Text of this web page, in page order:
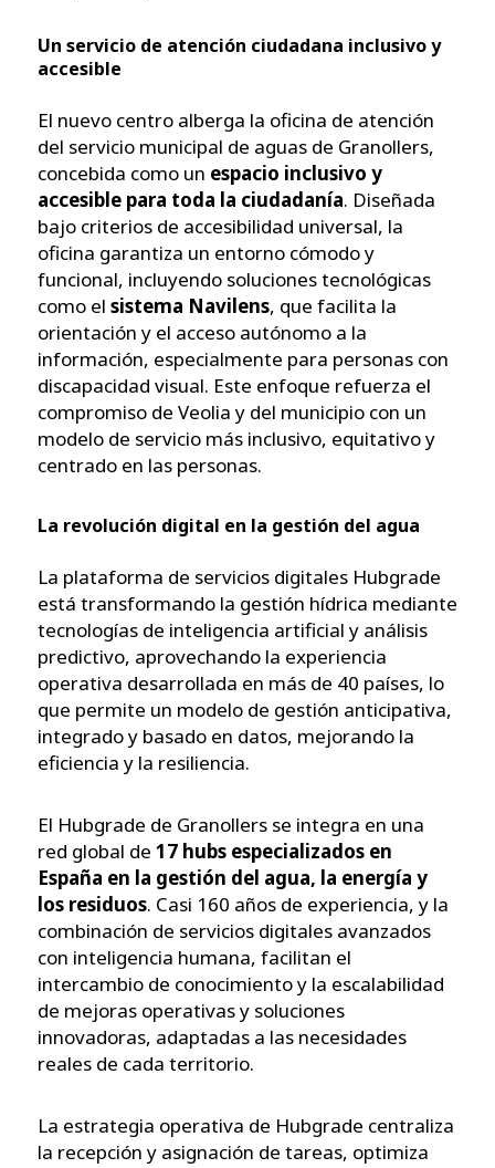
Un servicio de atención ciudadana inclusivo y
accesible
El nuevo centro alberga la oficina de atención
del servicio municipal de aguas de Granollers,
concebida como un espacio inclusivo y
accesible para toda la ciudadanía. Diseñada
bajo criterios de accesibilidad universal, la
oficina garantiza un entorno cómodo y
funcional, incluyendo soluciones tecnológicas
como el sistema Navilens, que facilita la
orientación y el acceso autónomo a la
información, especialmente para personas con
discapacidad visual. Este enfoque refuerza el
compromiso de Veolia y del municipio con un
modelo de servicio más inclusivo, equitativo y
centrado en las personas.
La revolución digital en la gestión del agua
La plataforma de servicios digitales Hubgrade
está transformando la gestión hídrica mediante
tecnologías de inteligencia artificial y análisis
predictivo, aprovechando la experiencia
operativa desarrollada en más de 40 países, lo
que permite un modelo de gestión anticipativa,
integrado y basado en datos, mejorando la
eficiencia y la resiliencia.
El Hubgrade de Granollers se integra en una
red global de 17 hubs especializados en
España en la gestión del agua, la energía y
los residuos. Casi 160 años de experiencia, y la
combinación de servicios digitales avanzados
con inteligencia humana, facilitan el
intercambio de conocimiento y la escalabilidad
de mejoras operativas y soluciones
innovadoras, adaptadas a las necesidades
reales de cada territorio.
La estrategia operativa de Hubgrade centraliza
la recepción y asignación de tareas, optimiza